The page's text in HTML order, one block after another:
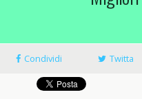
Condividi Twitta